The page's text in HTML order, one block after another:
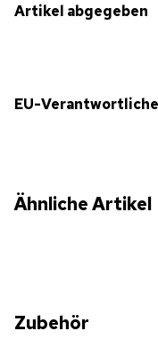
Artikel abgegeben
EU-
Ähnliche Artikel
Zubehör